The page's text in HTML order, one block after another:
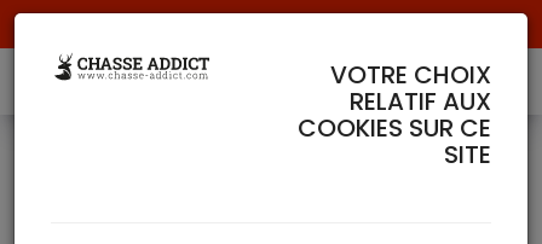
VOTRE CHOIX
RELATIF AUX
COOKIES SUR CE
SITE